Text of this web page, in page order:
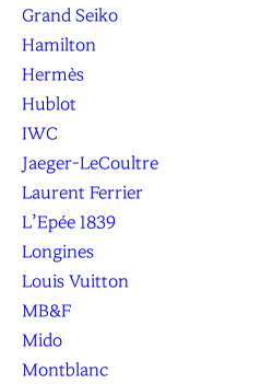
Grand Seiko
Hamilton
Hermès
Hublot
IWC
Jaeger-LeCoultre
Laurent Ferrier
L’Epée 1839
Longines
Louis Vuitton
MB&F
Mido
Montblanc